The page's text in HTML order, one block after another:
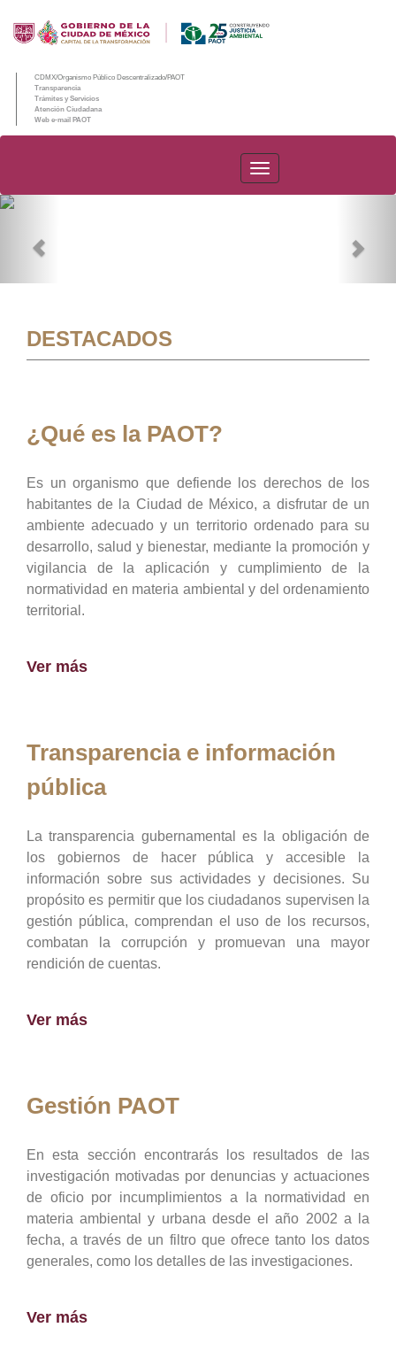
CDMX/Organismo Público Descentralizado/PAOT
Transparencia
Trámites y Servicios
Atención Ciudadana
Web e-mail PAOT
PAOT
DESTACADOS
¿Qué es la PAOT?
Es un organismo que defiende los derechos de los
habitantes de la Ciudad de México, a disfrutar de un
ambiente adecuado y un territorio ordenado para su
desarrollo, salud y bienestar, mediante la promoción y
vigilancia de la aplicación y cumplimiento de la
normatividad en materia ambiental y del ordenamiento
territorial.
Ver más
Transparencia e información
pública
La transparencia gubernamental es la obligación de
los gobiernos de hacer pública y accesible la
información sobre sus actividades y decisiones. Su
propósito es permitir que los ciudadanos supervisen la
gestión pública, comprendan el uso de los recursos,
combatan la corrupción y promuevan una mayor
rendición de cuentas.
Ver más
Gestión PAOT
En esta sección encontrarás los resultados de las
investigación motivadas por denuncias y actuaciones
de oficio por incumplimientos a la normatividad en
materia ambiental y urbana desde el año 2002 a la
fecha, a través de un filtro que ofrece tanto los datos
generales, como los detalles de las investigaciones.
Ver más